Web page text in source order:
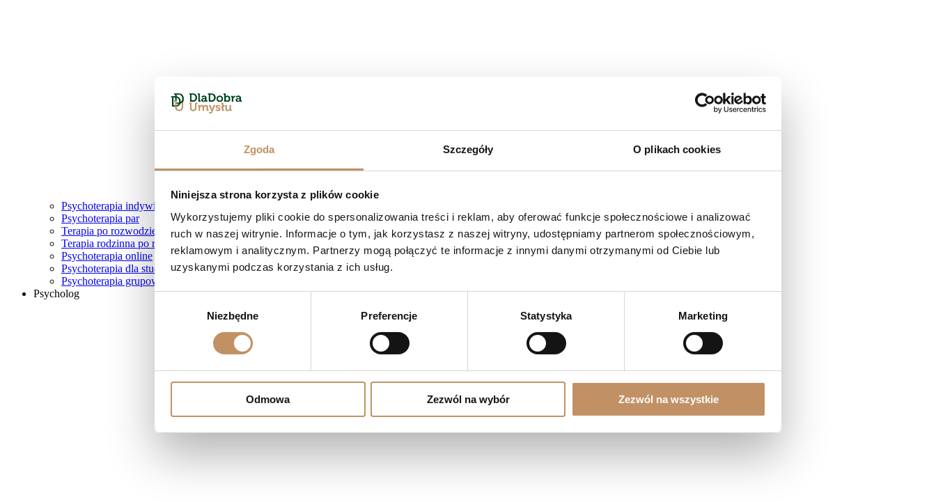
Zgoda Szczegóły O plikach cookies
Niniejsza strona korzysta z plików cookie
Wykorzystujemy pliki cookie do spersonalizowania treści i reklam, aby oferować funkcje społecznościowe i analizować
ruch w naszej witrynie. Informacje o tym, jak korzystasz z naszej witryny, udostępniamy partnerom społecznościowym,
reklamowym i analitycznym. Partnerzy mogą połączyć te informacje z innymi danymi otrzymanymi od Ciebie lub
uzyskanymi podczas korzystania z ich usług.
Niezbędne Preferencje Statystyka Marketing
Odmowa Zezwól na wybór Zezwól na wszystkie
Psychoterapia indywidualna
Psychoterapia par
Terapia po rozwodzie
Terapia rodzinna po rozwodzie
Psychoterapia online
Psychoterapia dla studentów
Psychoterapia grupowa
Psycholog